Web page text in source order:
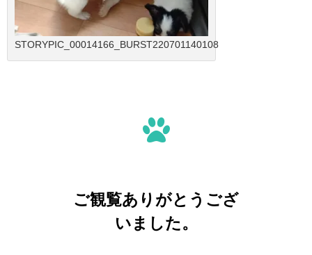
STORYPIC_00014166_BURST220701140108
ご観覧ありがとうござ
いました。